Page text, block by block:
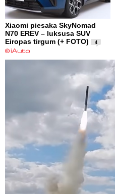
Xiaomi piesaka SkyNomad
N70 EREV – luksusa SUV
Eiropas tirgum (+ FOTO)
4